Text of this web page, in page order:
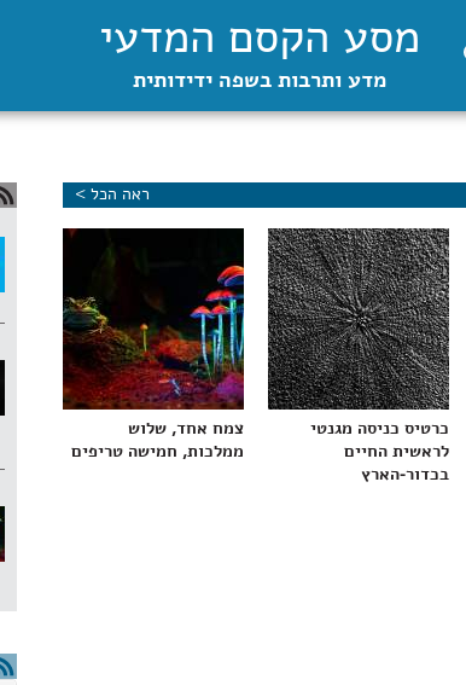
מסע הקסם המדעי
מדע ותרבות בשפה ידידותית
ראה הכל >
כרטיס כניסה מגנטי
לראשית החיים
בכדור-הארץ
צמח אחד, שלוש
ממלכות, חמישה טריפים